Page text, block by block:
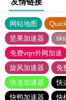
友情链接
网站地图
坚果加速器
免费vqn外网加速
旋风加速器
免
快连加速器
快
快鸭加速器
快